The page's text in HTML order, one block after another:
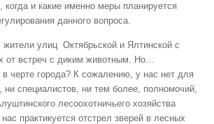
когда и какие именно меры планируется
данного вопроса.
улиц Октябрьской и Ялтинской с
от встреч с диким животным. Но…
черте города? К сожалению, у нас нет для
ни специалистов, ни тем более, полномочий,
лесоохотничьего хозяйства
практикуется отстрел зверей в лесных